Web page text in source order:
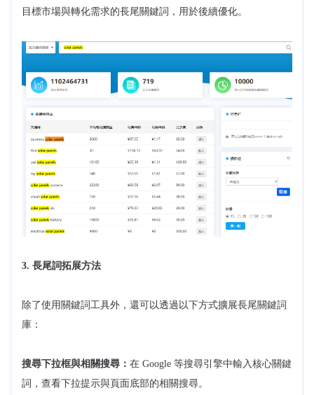
目標市場與轉化需求的長尾關鍵詞，用於後續優化。
3. 長尾詞拓展方法
除了使用關鍵詞工具外，還可以透過以下方式擴展長尾關鍵詞
庫：
搜尋下拉框與相關搜尋： 在 Google 等搜尋引擎中輸入核心關鍵
詞，查看下拉提示與頁面底部的相關搜尋。